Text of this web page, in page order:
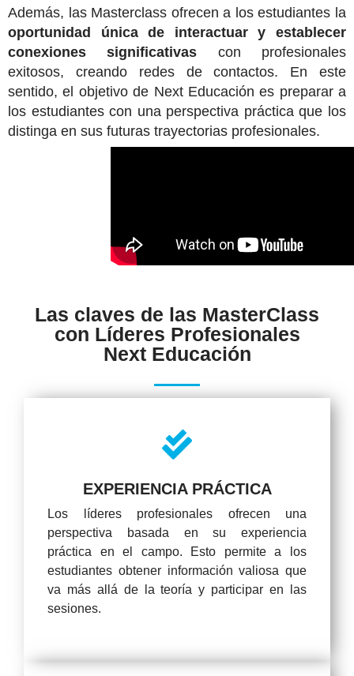
Además, las Masterclass ofrecen a los estudiantes la
oportunidad única de interactuar y establecer
conexiones significativas con profesionales
exitosos, creando redes de contactos. En este
sentido,el objetivo de Next Educación es preparar a
los estudiantes con una perspectiva práctica que los
distinga en sus futuras trayectorias profesionales.
Las claves de las MasterClass
con Líderes Profesionales
Next Educación
EXPERIENCIA PRÁCTICA
Los líderes profesionales ofrecen una
perspectiva basada en su experiencia
práctica en el campo. Esto permite a los
estudiantes obtener información valiosa que
va más allá de la teoría y participar en las
sesiones.